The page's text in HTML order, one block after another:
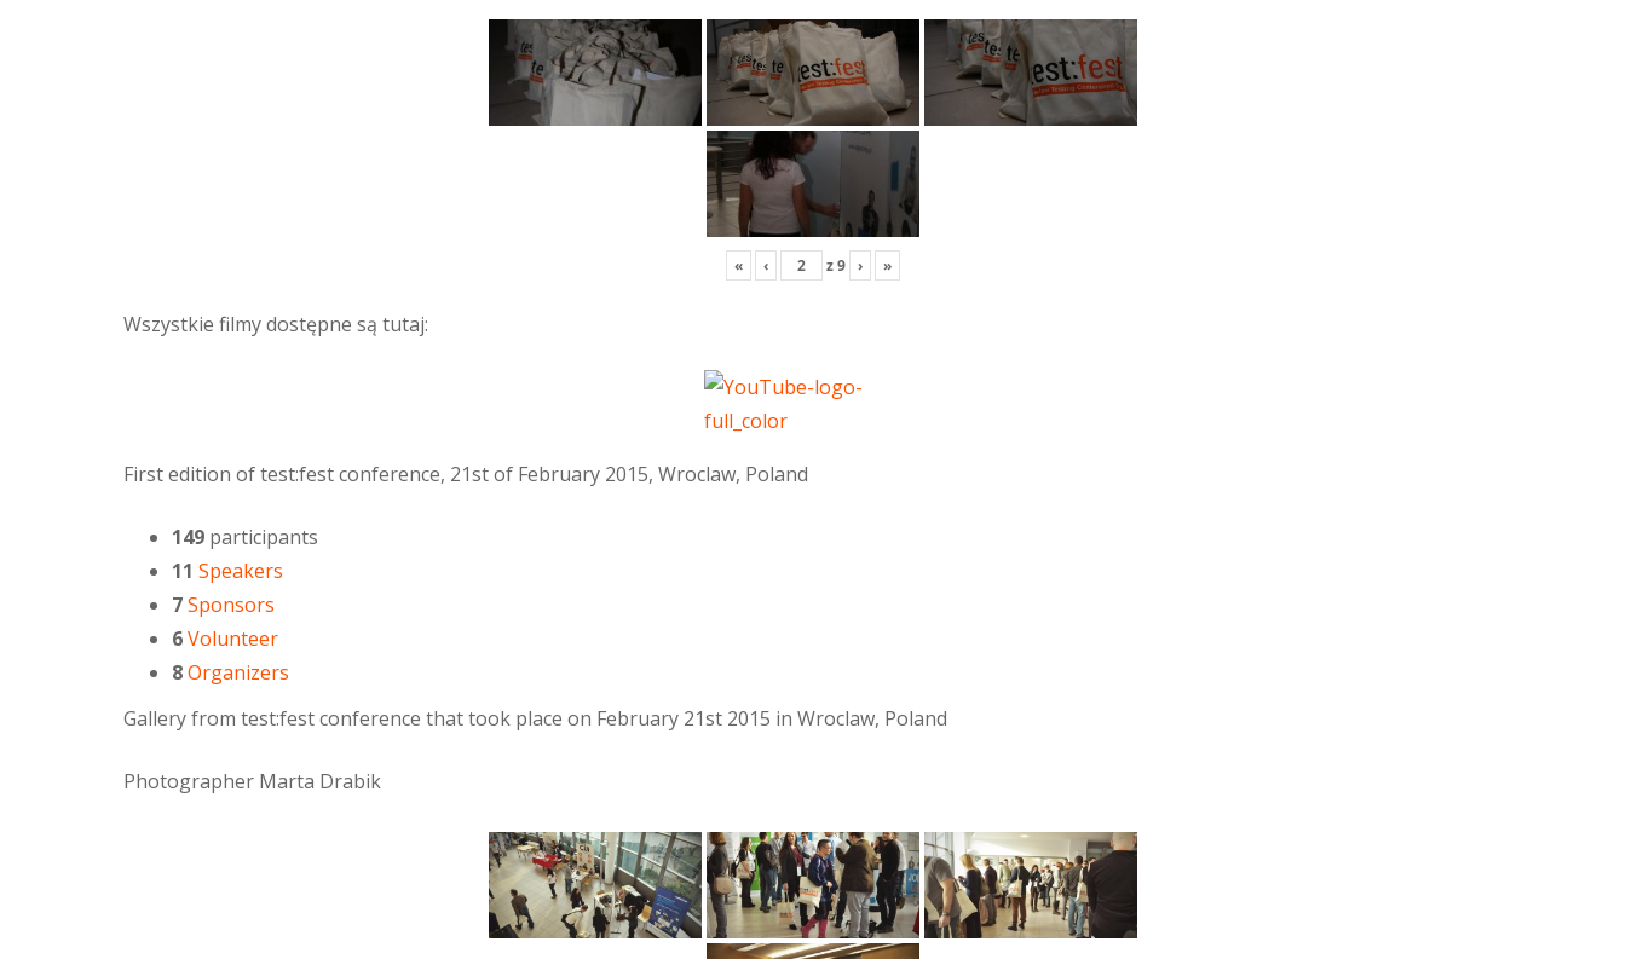
« ‹ z9 › »
Wszystkie filmy dostępne są tutaj:
First edition of test:fest conference, 21st of February 2015, Wroclaw, Poland
149 participants
11 Speakers
7Sponsors
6Volunteer
8Organizers
Gallery from test:fest conference that took place on February 21st 2015 in Wroclaw, Poland
Photographer Marta Drabik